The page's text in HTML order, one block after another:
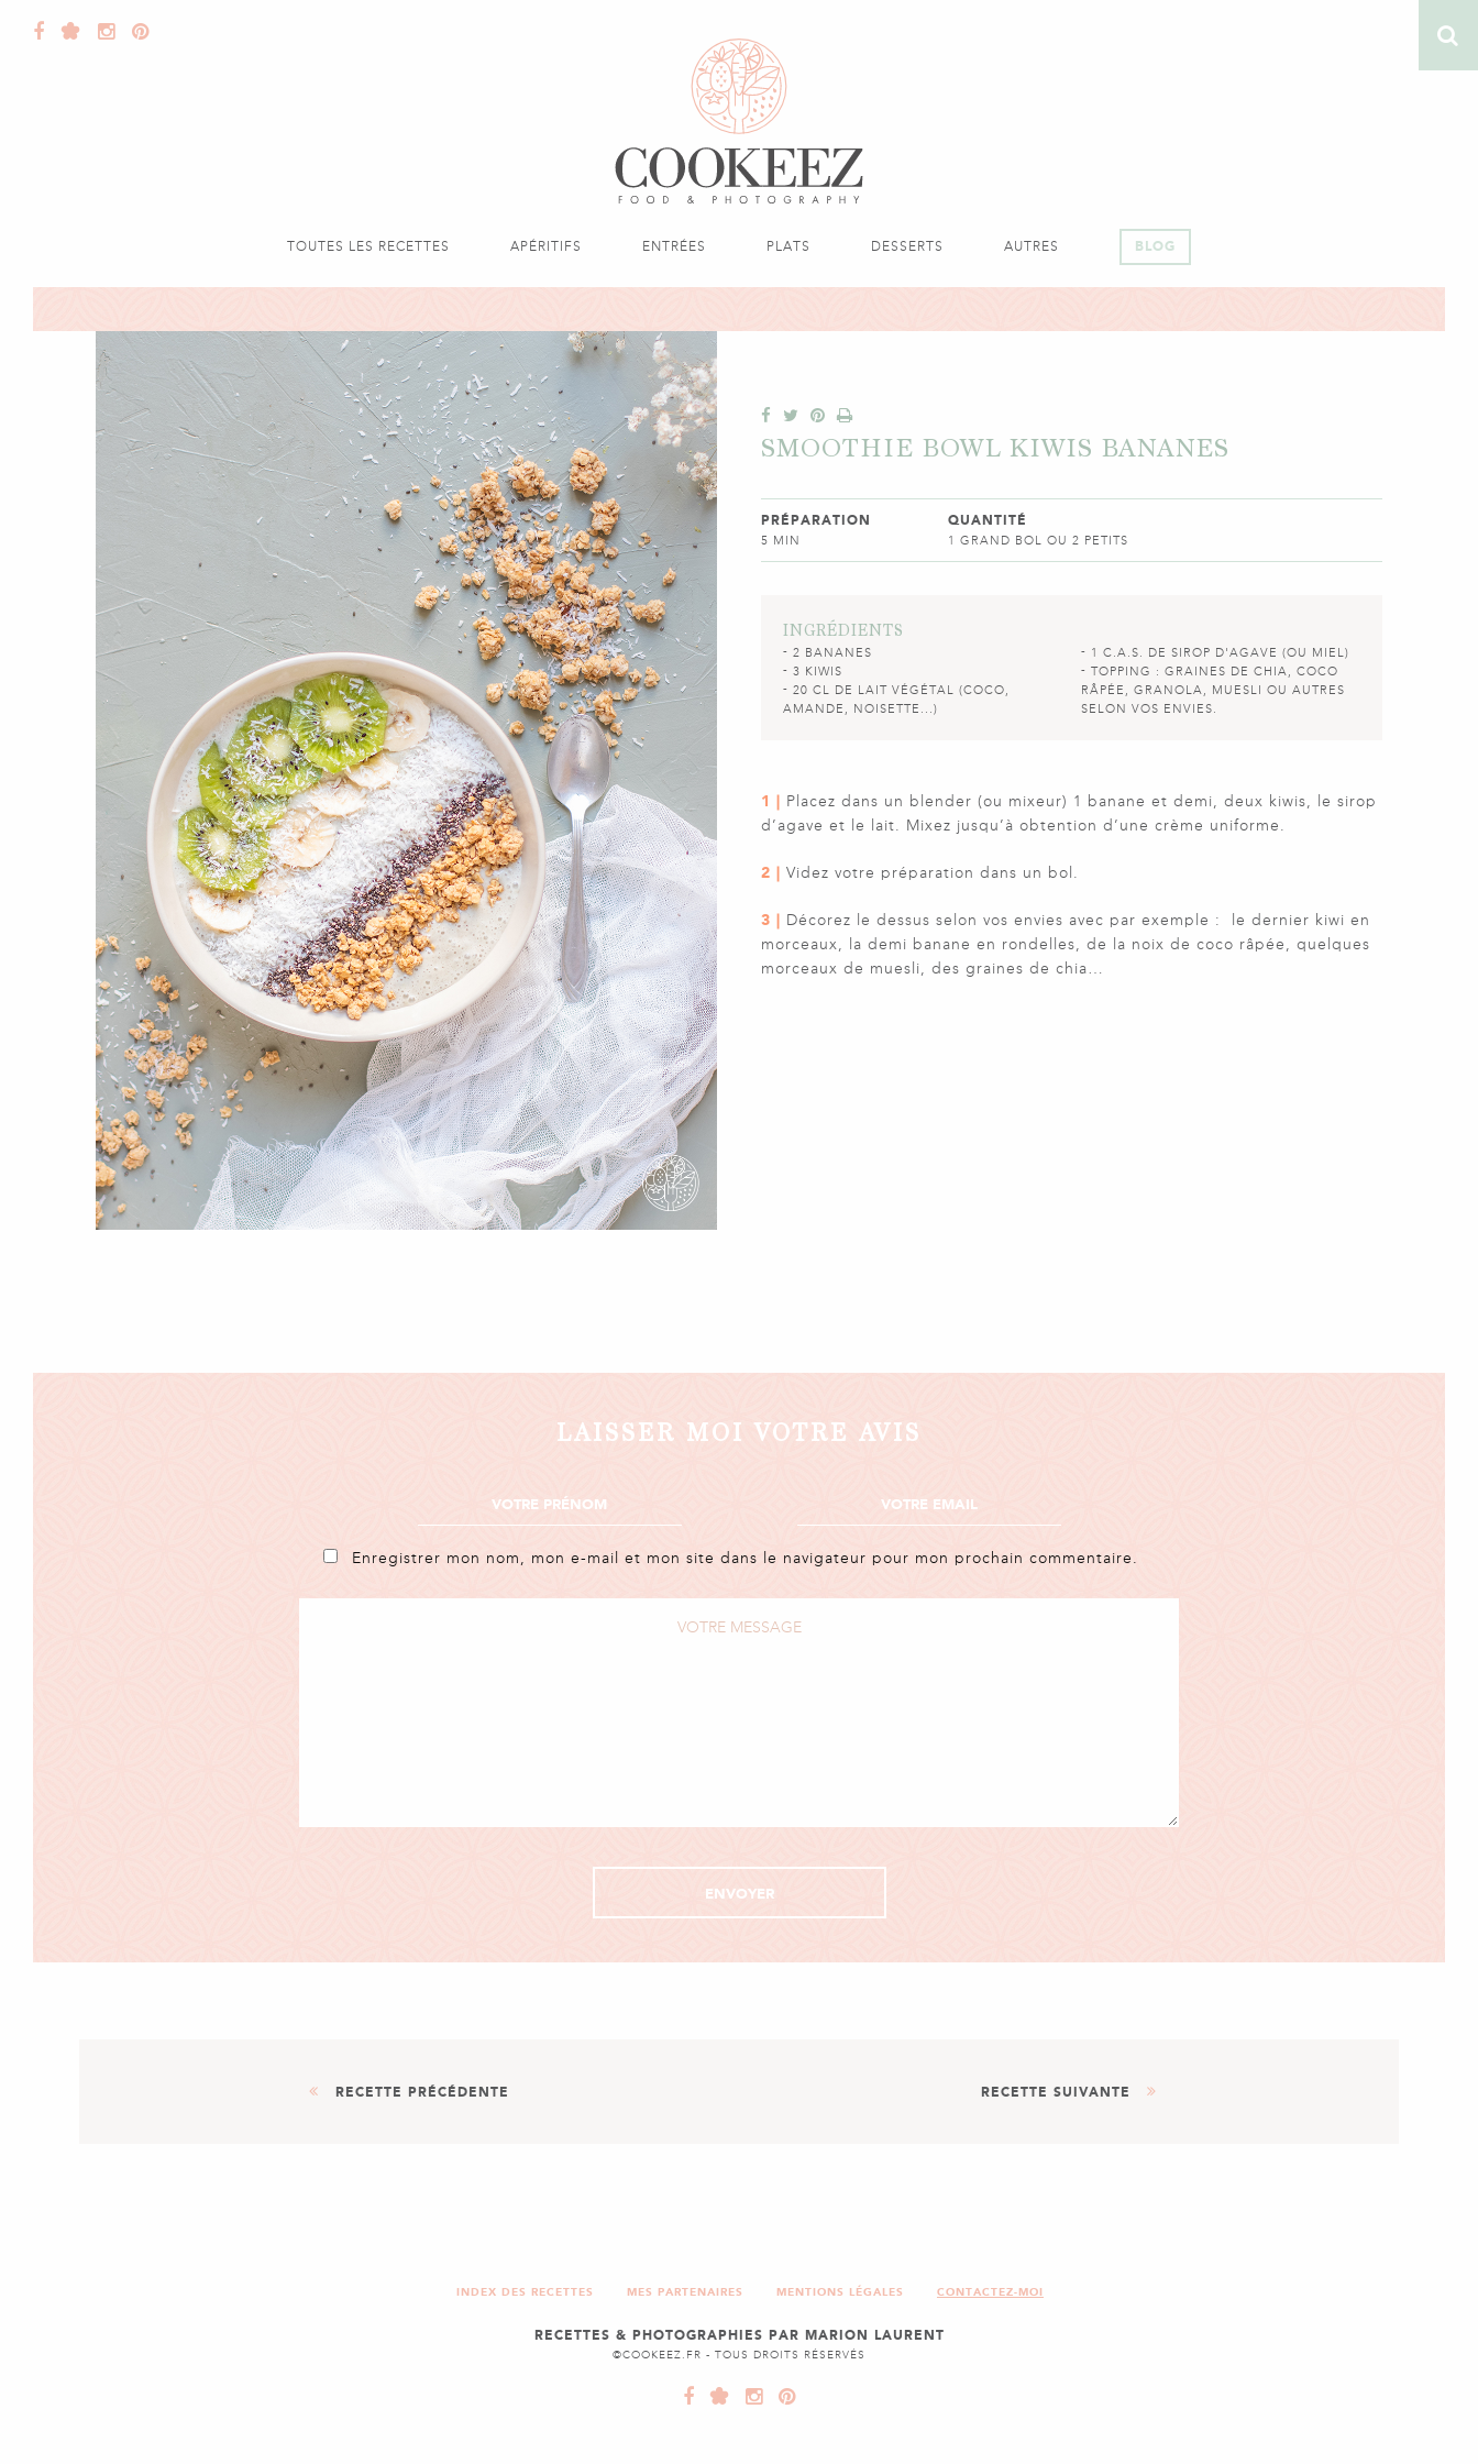
TOUTES LES RECETTES APÉRITIFS ENTRÉES PLATS DESSERTS AUTRES BLOG
SMOOTHIE BOWL KIWIS BANANES
PRÉPARATION
5 MIN
QUANTITÉ
1 GRAND BOL OU 2 PETITS
INGRÉDIENTS
2 BANANES
3 KIWIS
20 CL DE LAIT VÉGÉTAL (COCO,
AMANDE, NOISETTE...)
1 C.A.S. DE SIROP D'AGAVE (OU MIEL)
TOPPING : GRAINES DE CHIA, COCO
RÂPÉE, GRANOLA, MUESLI OU AUTRES
SELON VOS ENVIES.
1 | Placez dans un blender (ou mixeur) 1 banane et demi, deux kiwis, le sirop
d’agave et le lait. Mixez jusqu’à obtention d’une crème uniforme.
2 | Videz votre préparation dans un bol.
3 | Décorez le dessus selon vos envies avec par exemple : le dernier kiwi en
morceaux, la demi banane en rondelles, de la noix de coco râpée, quelques
morceaux de muesli, des graines de chia…
LAISSER MOI VOTRE AVIS
Enregistrer mon nom, mon e-mail et mon site dans le navigateur pour mon prochain commentaire.
RECETTE PRÉCÉDENTE RECETTE SUIVANTE
INDEX DES RECETTES MES PARTENAIRES MENTIONS LÉGALES CONTACTEZ-MOI
RECETTES & PHOTOGRAPHIES PAR MARION LAURENT
©COOKEEZ.FR - TOUS DROITS RÉSERVÉS